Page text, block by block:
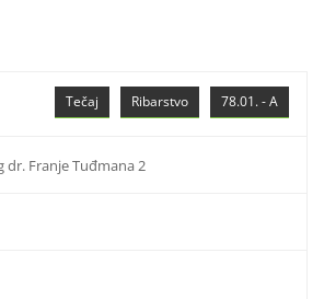
78.01. - A
Ribarstvo
Tečaj
dr. Franje Tuđmana 2